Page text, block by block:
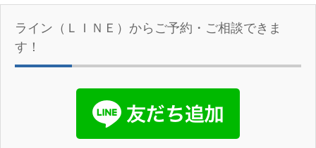
ライン（ＬＩＮＥ）からご予約・ご相談できま
す！